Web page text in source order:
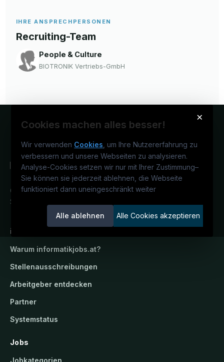
IHRE ANSPRECHPERSONEN
Recruiting-Team
People & Culture
BIOTRONIK Vertriebs-GmbH
×
Cookies machen alles besser!
Wir verwenden Cookies , um Ihre Nutzererfahrung zu
verbessern und unsere Webseiten zu analysieren.
Analyse-Cookies setzen wir nur mit Ihrer Zustimmung–
Sie können sie jederzeit ablehnen, die Webseite
funktioniert dann uneingeschränkt weiter
Alle ablehnen Alle Cookies akzeptieren
Österreichs IT-Karriereportal.Ein
Service der candidatis GmbH.
informatikjobs.at
Warum informatikjobs.at?
Stellenausschreibungen
Arbeitgeber entdecken
Partner
Systemstatus
Jobs
Jobkategorien